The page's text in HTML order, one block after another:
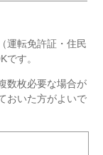
運転免許証・住民
です。
数枚必要な場合が
おいた方がよいで